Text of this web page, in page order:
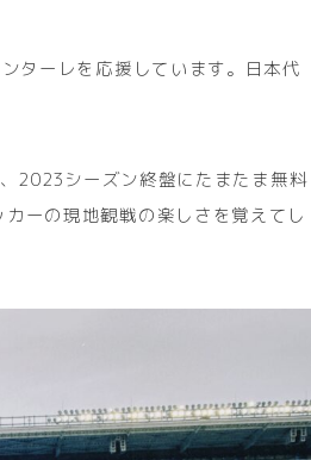
ターレを応援しています。日本代
2023シーズン終盤にたまたま無料
ーの現地観戦の楽しさを覚えてし